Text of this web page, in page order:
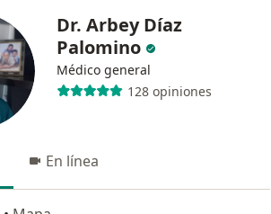
Dr. Arbey Díaz
Palomino
Médico general
128 opiniones
En línea